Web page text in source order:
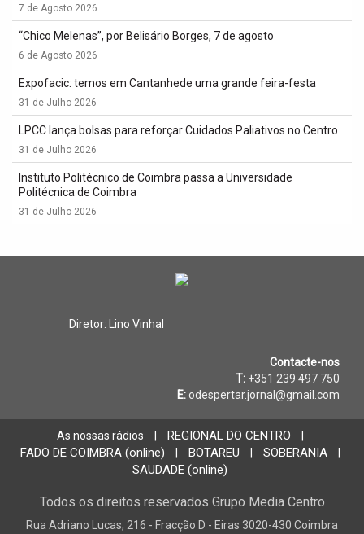
7 de Agosto 2026
“Chico Melenas”, por Belisário Borges, 7 de agosto
6 de Agosto 2026
Expofacic: temos em Cantanhede uma grande feira-festa
31 de Julho 2026
LPCC lança bolsas para reforçar Cuidados Paliativos no Centro
31 de Julho 2026
Instituto Politécnico de Coimbra passa a Universidade
Politécnica de Coimbra
31 de Julho 2026
Diretor: Lino Vinhal
Contacte-nos
T: +351 239 497 750
E: odespertar.jornal@gmail.com
As nossas rádios REGIONAL DO CENTRO
FADO DE COIMBRA (online) BOTAREU SOBERANIA
SAUDADE (online)
Todos os direitos reservados Grupo Media Centro
Rua Adriano Lucas, 216 - Fracção D - Eiras 3020-430 Coimbra